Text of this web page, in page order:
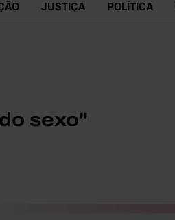
JUSTIÇA POLÍTICA
sexo"